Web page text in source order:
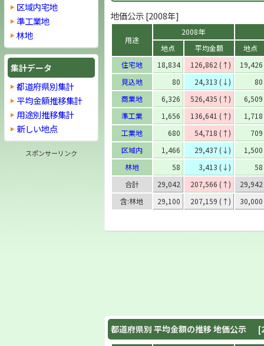
地価公示 [2008年]
用途
2008年
地点
平均金額
地点
住宅地
18,834 126,862 (↑)
19,426
見込地
80 24,313 (↓)
80
商業地
6,326 526,435 (↑)
6,509
準工業
1,656 136,641 (↑)
1,718
工業地
680 54,718 (↑)
709
区域内
1,466 29,437 (↓)
1,500
林地
58 3,413 (↓)
58
合計
29,042 207,566 (↑)
29,942
含:林地
29,100 207,159 (↑) 30,000
都道府県別 平均金額の推移 地価公示
区域内宅地
準工業地
林地
集計データ
都道府県別集計
平均金額推移集計
用途別推移集計
新しい地点
スポンサーリンク